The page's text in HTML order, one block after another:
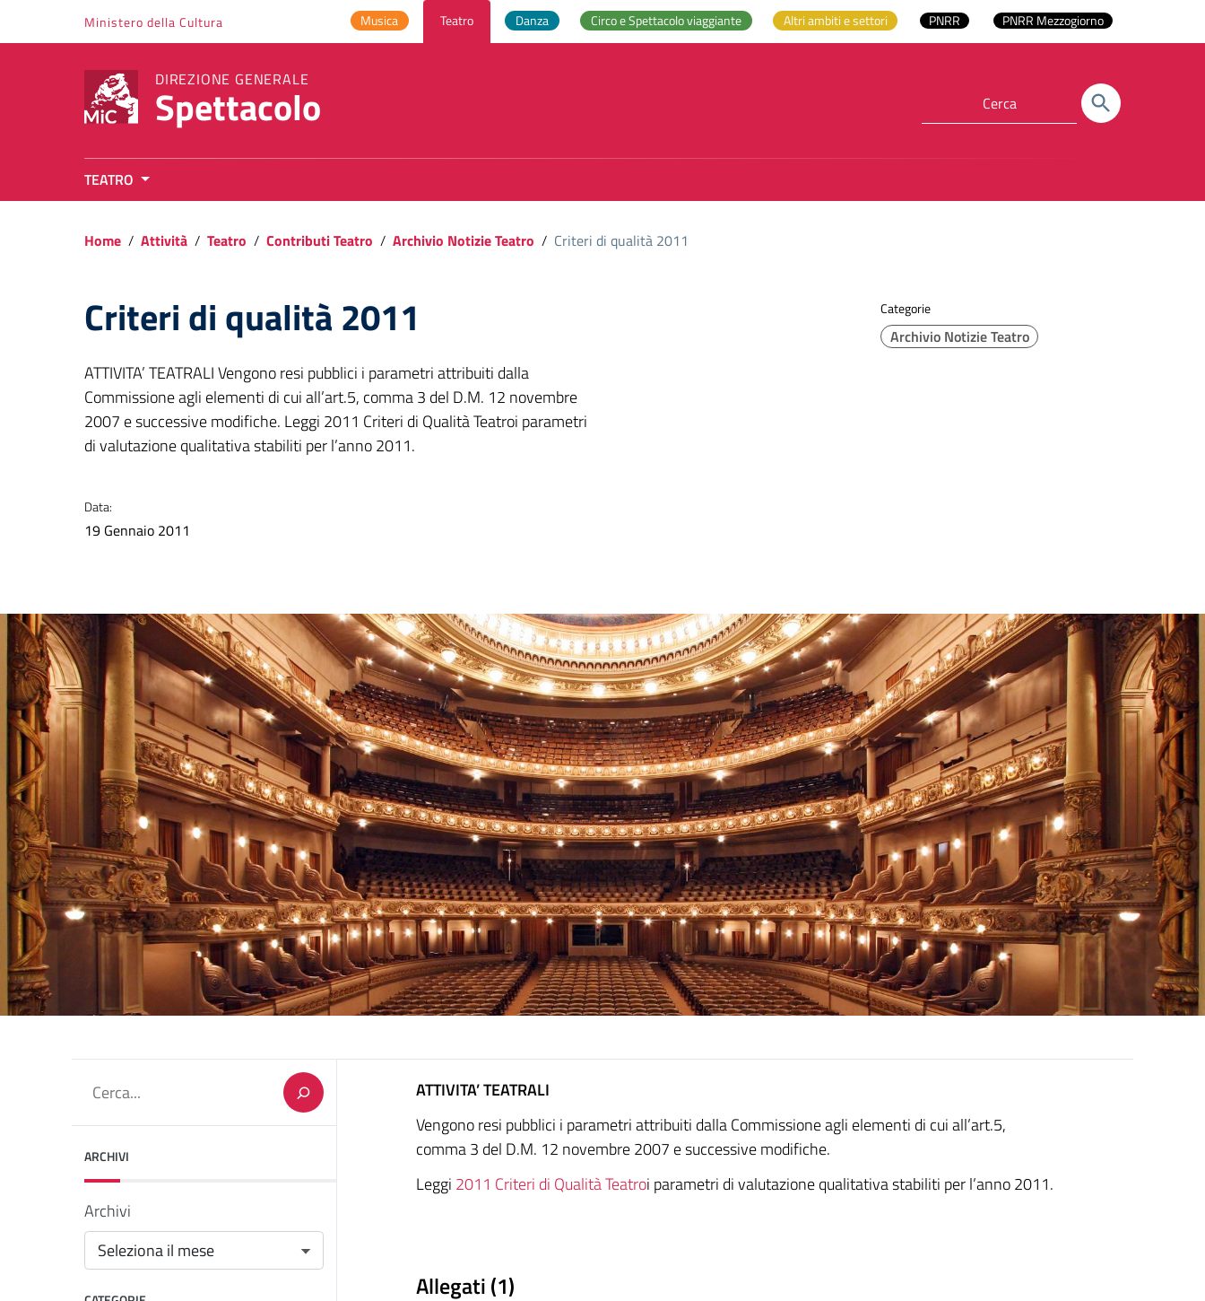
Vai al menu di navigazione
Ministero della Cultura Musica Teatro Danza Circo e Spettacolo viaggiante Altri ambiti e settori PNRR PNRR Mezzogiorno
DIREZIONE GENERALE
Spettacolo
TEATRO
Home / Attività / Teatro / Contributi Teatro / Archivio Notizie Teatro / Criteri di qualità 2011
Criteri di qualità 2011
ATTIVITA’ TEATRALI Vengono resi pubblici i parametri attribuiti dalla
Commissione agli elementi di cui all’art.5, comma 3 del D.M. 12 novembre
2007 e successive modifiche. Leggi 2011 Criteri di Qualità Teatroi parametri
di valutazione qualitativa stabiliti per l’anno 2011.
Categorie
Archivio Notizie Teatro
Data:
19 Gennaio 2011
Cerca
ARCHIVI
Archivi
ATTIVITA’ TEATRALI
Vengono resi pubblici i parametri attribuiti dalla Commissione agli elementi di cui all’art.5,
comma 3 del D.M. 12 novembre 2007 e successive modifiche.
Leggi 2011 Criteri di Qualità Teatroi parametri di valutazione qualitativa stabiliti per l’anno 2011.
Allegati (1)